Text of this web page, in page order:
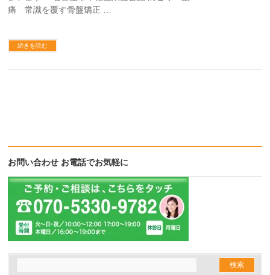
痛 常識を覆す骨盤矯正 …
続きを読む
お問い合わせ お電話でお気軽に